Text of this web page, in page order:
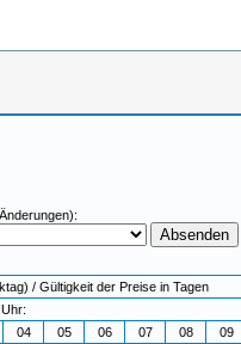
/ Gültigkeit der Preise in Tagen
04 05 06 07 08 09